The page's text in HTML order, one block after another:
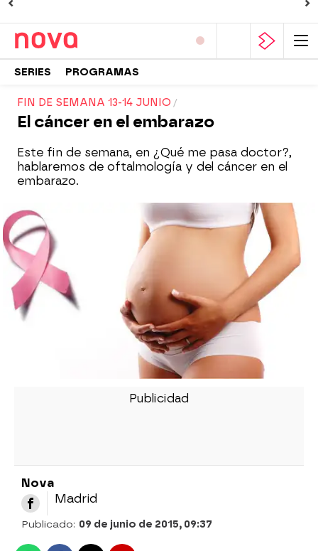
SERIES PROGRAMAS
FIN DE SEMANA 13-14 JUNIO
El cáncer en el embarazo
Este fin de semana, en ¿Qué me pasa doctor?,
hablaremos de oftalmología y del cáncer en el
embarazo.
Nova
Madrid
Publicado: 09 de junio de 2015, 09:37